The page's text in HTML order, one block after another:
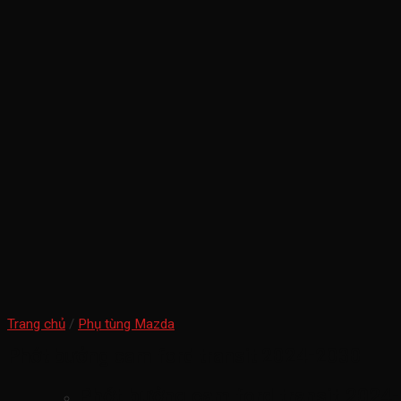
Trang chủ / Phụ tùng Mazda